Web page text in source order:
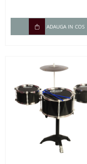
ADAUGA IN COS